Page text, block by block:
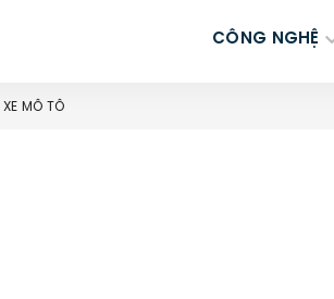
CÔNG NGHỆ
XE MÔ TÔ